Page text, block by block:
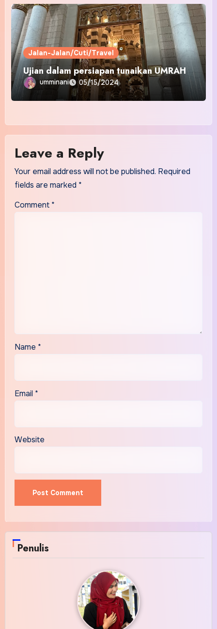
Jalan-Jalan/Cuti/Travel
Ujian dalam persiapan tunaikan UMRAH
umminani 05/15/2024
Leave a Reply
Your email address will not be published. Required
fields are marked *
Comment *
Name *
Email *
Website
Penulis